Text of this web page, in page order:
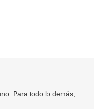
Para todo lo demás,